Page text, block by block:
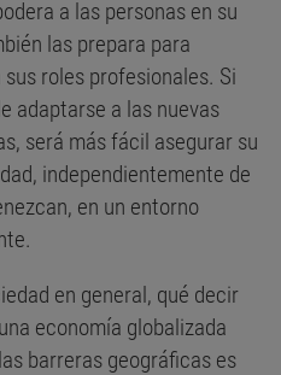
a las personas en su
las prepara para
roles profesionales. Si
adaptarse a las nuevas
será más fácil asegurar su
independientemente de
en un entorno
en general, qué decir
economía globalizada
barreras geográficas es